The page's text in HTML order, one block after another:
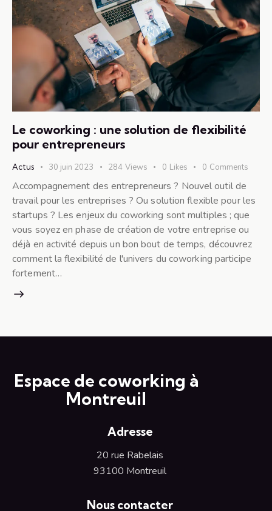
Le coworking : une solution de flexibilité
pour entrepreneurs
Actus 30 juin 2023 284 Views 0 Likes 0 Comments
Accompagnement des entrepreneurs ? Nouvel outil de
travail pour les entreprises ? Ou solution flexible pour les
startups ? Les enjeux du coworking sont multiples ; que
vous soyez en phase de création de votre entreprise ou
déjà en activité depuis un bon bout de temps, découvrez
comment la flexibilité de l'univers du coworking participe
fortement…
Espace de coworking à
Montreuil
Adresse
20 rue Rabelais
93100 Montreuil
Nous contacter